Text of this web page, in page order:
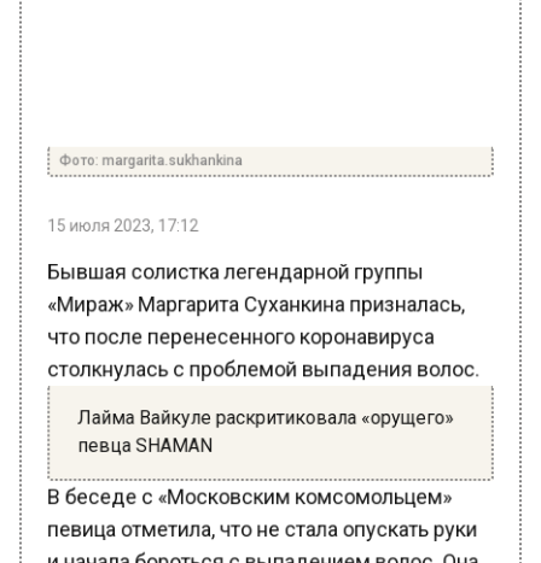
«Мираж» Маргарита Суханкина призналась,
что после перенесенного коронавируса
столкнулась с проблемой выпадения волос.
певца SHAMAN
В беседе с «Московским комсомольцем»
певица отметила, что не стала опускать руки
и начала бороться с выпадением волос. Она